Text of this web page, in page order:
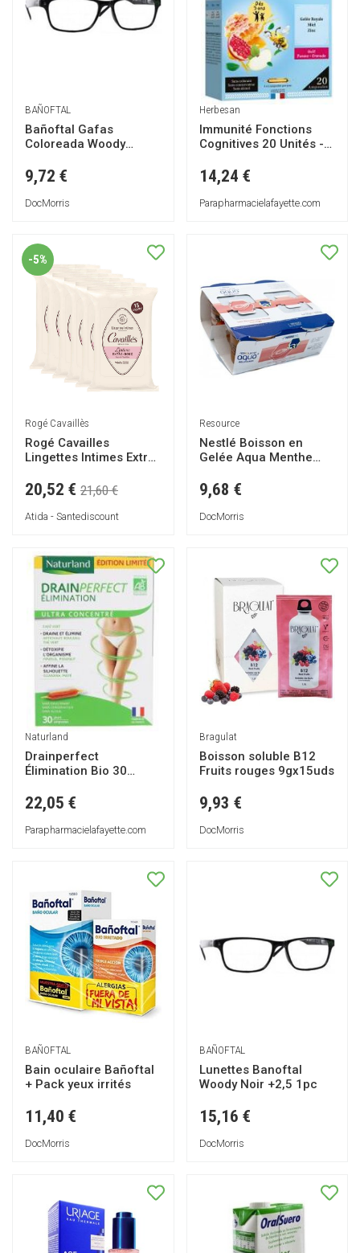
BAÑOFTAL
Bañoftal Gafas
Coloreada Woody
9,72 €
DocMorris
Herbesan
Immunité Fonctions
Cognitives 20 Unités -
10 ml
14,24 €
Parapharmacielafayette.com
-5%
Rogé Cavaillès
Rogé Cavailles
Lingettes Intimes Extra-
20,52 € 21,60 €
Atida - Santediscount
Resource
Nestlé Boisson en
Gelée Aqua Menthe
9,68 €
DocMorris
Naturland
Drainperfect
Élimination Bio 30
ampoules de 10 ml
22,05 €
Parapharmacielafayette.com
Bragulat
Boisson soluble B12
Fruits rouges 9gx15uds
9,93 €
DocMorris
BAÑOFTAL
Bain oculaire Bañoftal
+ Pack yeux irrités
11,40 €
DocMorris
BAÑOFTAL
Lunettes Banoftal
Woody Noir +2,5 1pc
15,16 €
DocMorris